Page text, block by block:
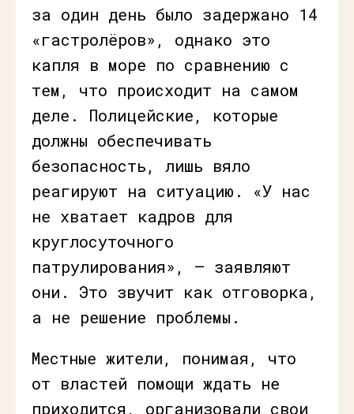
за один день было задержано 14
«гастролёров», однако это
капля в море по сравнению с
тем, что происходит на самом
деле. Полицейские, которые
должны обеспечивать
безопасность, лишь вяло
реагируют на ситуацию. «У нас
не хватает кадров для
круглосуточного
патрулирования», — заявляют
они. Это звучит как отговорка,
а не решение проблемы.
Местные жители, понимая, что
от властей помощи ждать не
приходится, организовали свои